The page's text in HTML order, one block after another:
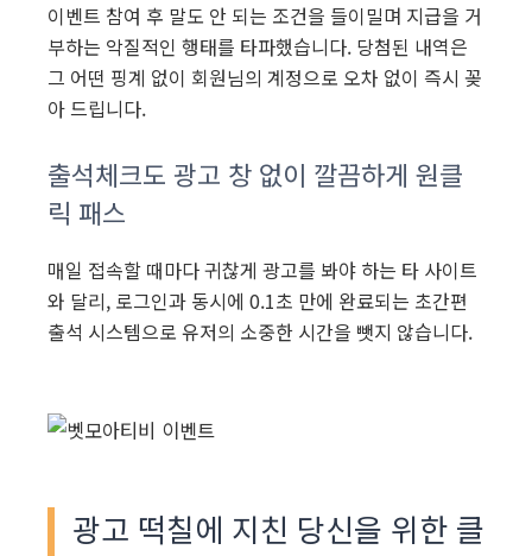
이벤트 참여 후 말도 안 되는 조건을 들이밀며 지급을 거
부하는 악질적인 행태를 타파했습니다. 당첨된 내역은
그 어떤 핑계 없이 회원님의 계정으로 오차 없이 즉시 꽂
아 드립니다.
출석체크도 광고 창 없이 깔끔하게 원클
릭 패스
매일 접속할 때마다 귀찮게 광고를 봐야 하는 타 사이트
와 달리, 로그인과 동시에 0.1초 만에 완료되는 초간편
출석 시스템으로 유저의 소중한 시간을 뺏지 않습니다.
광고 떡칠에 지친 당신을 위한 클